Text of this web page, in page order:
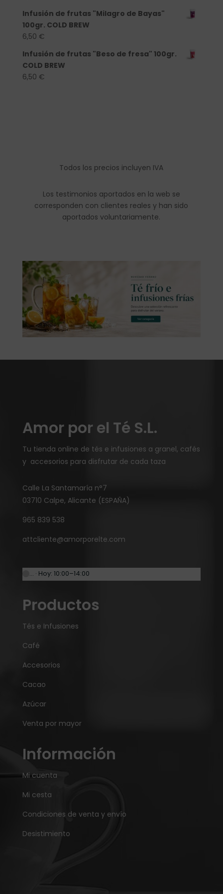
Infusión de frutas "Milagro de Bayas"
100gr. COLD BREW
6,50 €
Infusión de frutas "Beso de fresa" 100gr.
COLD BREW
6,50 €
Todos los precios incluyen IVA
Los testimonios aportados en la web se
corresponden con clientes reales y han sido
aportados voluntariamente.
Amor por el Té S.L.
Tu tienda online de tés e infusiones a granel, cafés
y accesorios para disfrutar de cada taza
Calle La Santamaría n°7
03710 Calpe, Alicante (ESPAÑA)
965 839 538
attcliente@amorporelte.com
… · Hoy: 10:00–14:00
Productos
Tés e Infusiones
Café
Accesorios
Cacao
Azúcar
Venta por mayor
Información
Mi cuenta
Mi cesta
Condiciones de venta y envío
Desistimiento